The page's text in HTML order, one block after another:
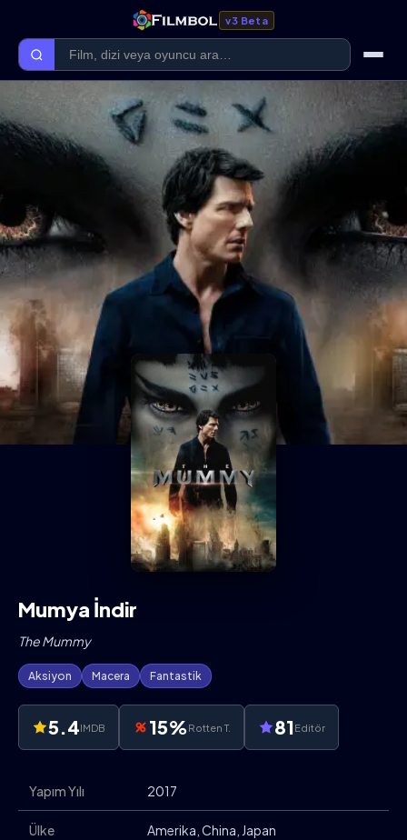
v3 Beta
Forum
Kaliteler
Film Kategorileri
Dizi Kategorileri
Giriş Yap
Mumya İndir
The Mummy
Aksiyon Macera Fantastik
5.4IMDB 15%Rotten T. 81 Editör
Yapım Yılı 2017
Ülke Amerika, China, Japan